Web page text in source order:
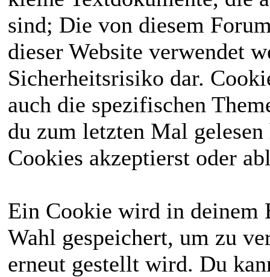
sind; Die von diesem
dieser Website verwendet
Sicherheitsrisiko dar.
auch die spezifischen
du zum letzten Mal
Cookies akzeptierst oder
Ein Cookie wird in deinem
Wahl gespeichert, um zu
erneut gestellt wird. Du